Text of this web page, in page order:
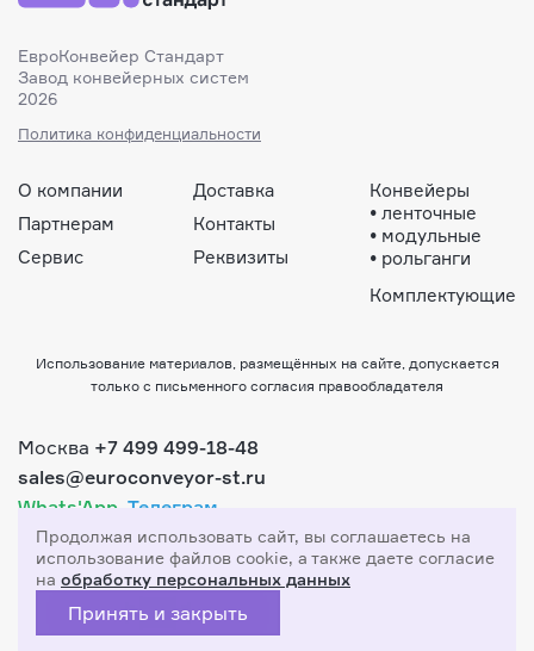
ЕвроКонвейер Стандарт
Завод конвейерных систем
2026
Политика конфиденциальности
О компании Доставка
Конвейеры
• ленточные
• модульные
• рольганги
Партнерам
Контакты
Сервис
Реквизиты
Комплектующие
Использование материалов, размещённых на сайте, допускается
только с письменного согласия правообладателя
Москва +7 499 499-18-48
sales@euroconveyor-st.ru
Whats'App, Телеграм
Продолжая использовать сайт, вы соглашаетесь на
использование файлов cookie, а также даете согласие
на обработку персональных данных
Принять и закрыть